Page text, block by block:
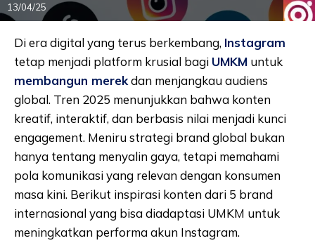
13/04/25
Di era digital yang terus berkembang, Instagram
tetap menjadi platform krusial bagi UMKM untuk
membangun merekdan menjangkau audiens
global. Tren 2025 menunjukkan bahwa konten
kreatif, interaktif, dan berbasis nilai menjadi kunci
engagement. Meniru strategi brand global bukan
hanya tentang menyalin gaya, tetapi memahami
pola komunikasi yang relevan dengan konsumen
masa kini. Berikut inspirasi konten dari 5 brand
internasional yang bisa diadaptasi UMKM untuk
meningkatkan performa akun Instagram.